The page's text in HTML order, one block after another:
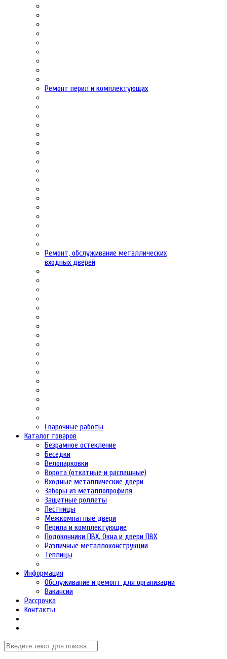
Ремонт перил и комплектующих
Ремонт, обслуживание металлических
входных дверей
Сварочные работы
Каталог товаров
Безрамное остекление
Беседки
Велопарковки
Ворота (откатные и распашные)
Входные металлические двери
Заборы из металлопрофиля
Защитные роллеты
Лестницы
Межкомнатные двери
Перила и комплектующие
Подоконники ПВХ. Окна и двери ПВХ
Различные металлоконструкции
Теплицы
Информация
Обслуживание и ремонт для организации
Вакансии
Рассрочка
Контакты